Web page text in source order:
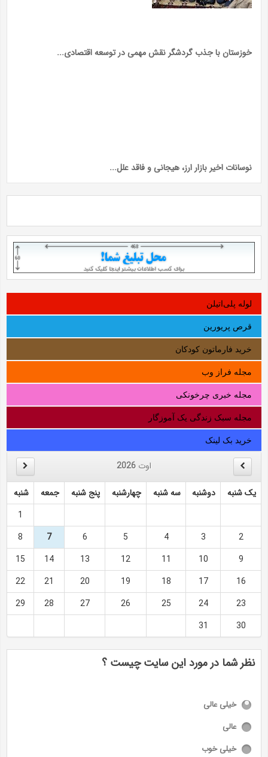
خوزستان با جذب گردشگر نقش مهمی در توسعه اقتصادی...
نوسانات اخیر بازار ارز، هیجانی و فاقد علل...
لوله‌ پلی‌اتیلن
قرص پریورین
خرید فارماتون کودکان
مجله فراز وب
مجله خبری چرخونکی
مجله سبک زندگی یک آموزگار
خرید بک لینک
اوت 2026
یک شنبه دوشنبه سه شنبه چهارشنبه پنج شنبه جمعه
شنبه
1
2
3
4
5
6
7
8
9
10
11
12
13
14
15
16
17
18
19
20
21
22
23
24
25
26
27
28
29
30
31
نظر شما در مورد این سایت چیست ؟
خیلی عالی
عالی
خیلی خوب